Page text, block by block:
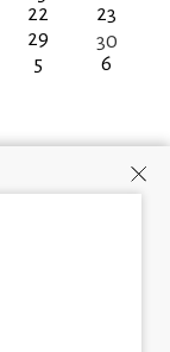
22
23
29
30
5 6